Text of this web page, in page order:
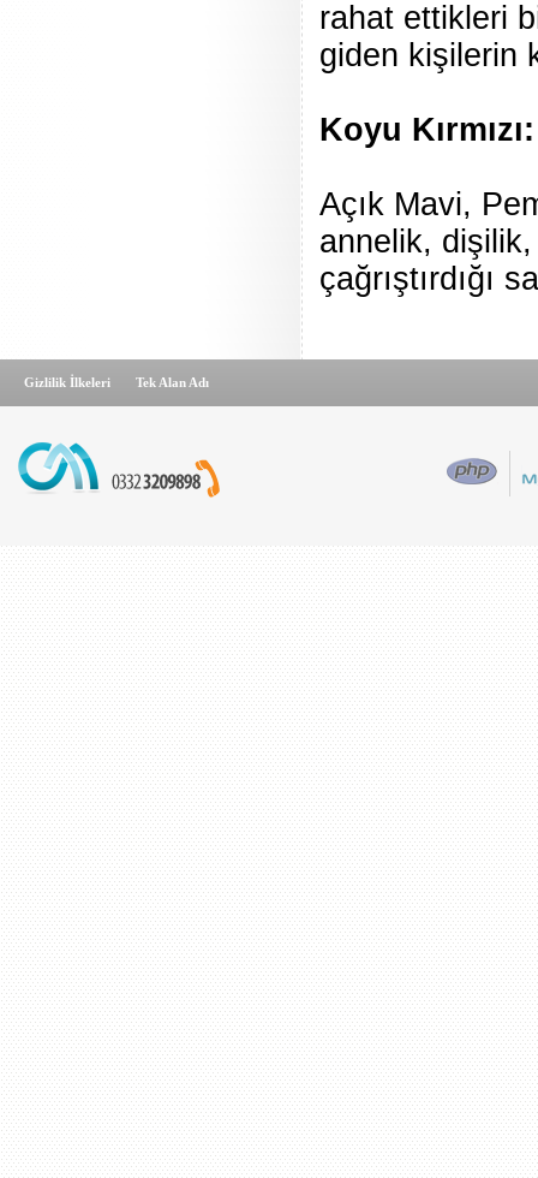
rahat ettikleri
giden kişilerin
Koyu Kırmızı:
Açık Mavi,
annelik,
çağrıştırdığı
Gizlilik İlkeleri Tek Alan Adı